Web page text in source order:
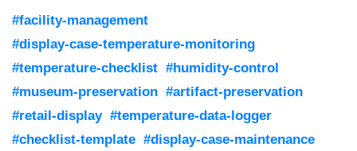
#facility-management
#display-case-temperature-monitoring
#temperature-checklist #humidity-control
#museum-preservation #artifact-preservation
#retail-display #temperature-data-logger
#checklist-template #display-case-maintenance